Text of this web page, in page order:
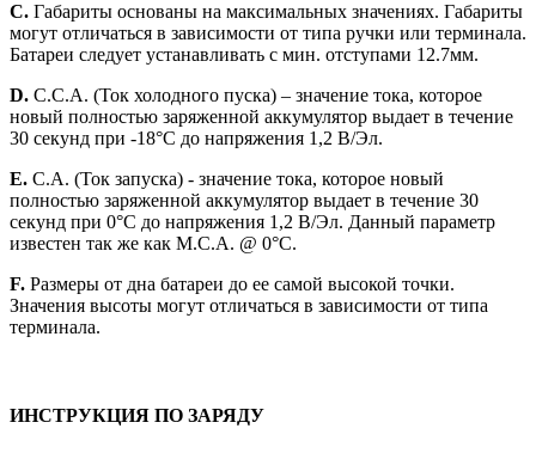
C. Габариты основаны на максимальных значениях. Габариты
могут отличаться в зависимости от типа ручки или терминала.
Батареи следует устанавливать с мин. отступами 12.7мм.
D. C.C.A. (Ток холодного пуска) – значение тока, которое
новый полностью заряженной аккумулятор выдает в течение
30 секунд при -18°С до напряжения 1,2 В/Эл.
E. C.A. (Ток запуска) - значение тока, которое новый
полностью заряженной аккумулятор выдает в течение 30
секунд при 0°С до напряжения 1,2 В/Эл. Данный параметр
известен так же как M.C.A. @ 0°С.
F. Размеры от дна батареи до ее самой высокой точки.
Значения высоты могут отличаться в зависимости от типа
терминала.
ИНСТРУКЦИЯ ПО ЗАРЯДУ